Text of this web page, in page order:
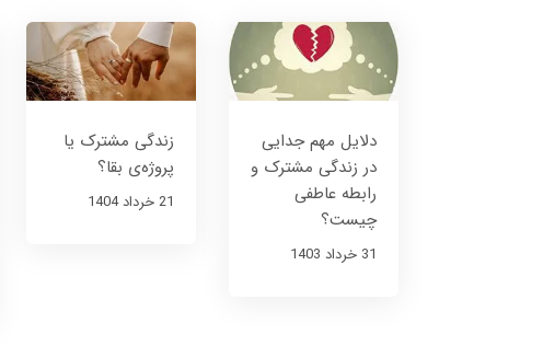
دلایل مهم جدایی
در زندگی مشترک و
رابطه عاطفی
چیست؟
31 خرداد 1403
زندگی مشترک یا
پروژه‌ی بقا؟
21 خرداد 1404